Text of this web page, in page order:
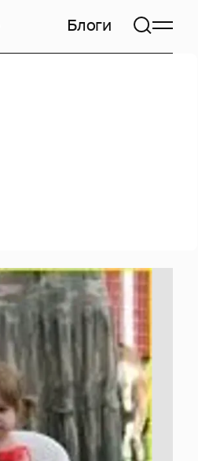
Блоги